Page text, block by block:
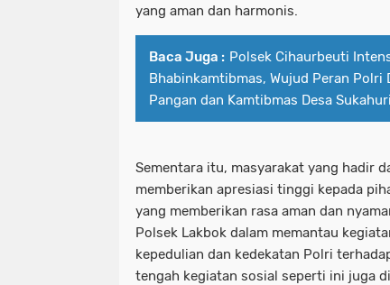
yang aman dan harmonis.
Baca Juga : Polsek Cihaurbeuti
Bhabinkamtibmas, Wujud Peran Polri
Pangan dan Kamtibmas Desa
Sementara itu, masyarakat yang hadir
memberikan apresiasi tinggi kepada
yang memberikan rasa aman dan
Polsek Lakbok dalam memantau
kepedulian dan kedekatan Polri
tengah kegiatan sosial seperti ini juga